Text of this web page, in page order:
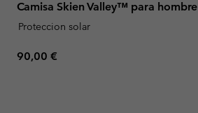
Camisa Skien Valley™ para hombre
Proteccion solar
Regular price:
90,00 €